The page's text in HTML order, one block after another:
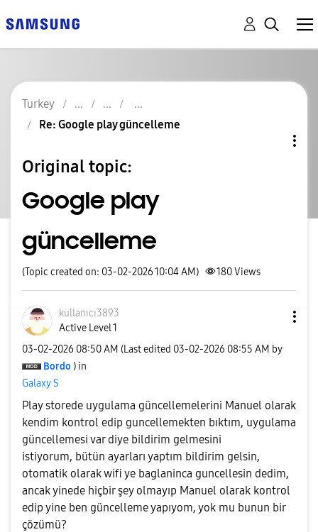
Turkey
Re: Google play güncelleme
Original topic:
Google play
güncelleme
(Topic created on: 03-02-2026 10:04 AM) 180Views
kullanıcı3893
Active Level 1
‎03-02-2026 08:50 AM (Last edited ‎03-02-2026 08:55 AM by
Bordo ) in
Galaxy S
Play storede uygulama güncellemelerini Manuel olarak
kendim kontrol edip guncellemekten bıktım, uygulama
güncellemesi var diye bildirim gelmesini
istiyorum, bütün ayarları yaptım bildirim gelsin,
otomatik olarak wifi ye baglaninca guncellesin dedim,
ancak yinede hiçbir şey olmayıp Manuel olarak kontrol
edip yine ben güncelleme yapıyom, yok mu bunun bir
çözümü?